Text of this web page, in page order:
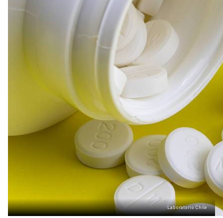
Dato en Pauta
Contenido Patrocinado
Laboratorio Chile